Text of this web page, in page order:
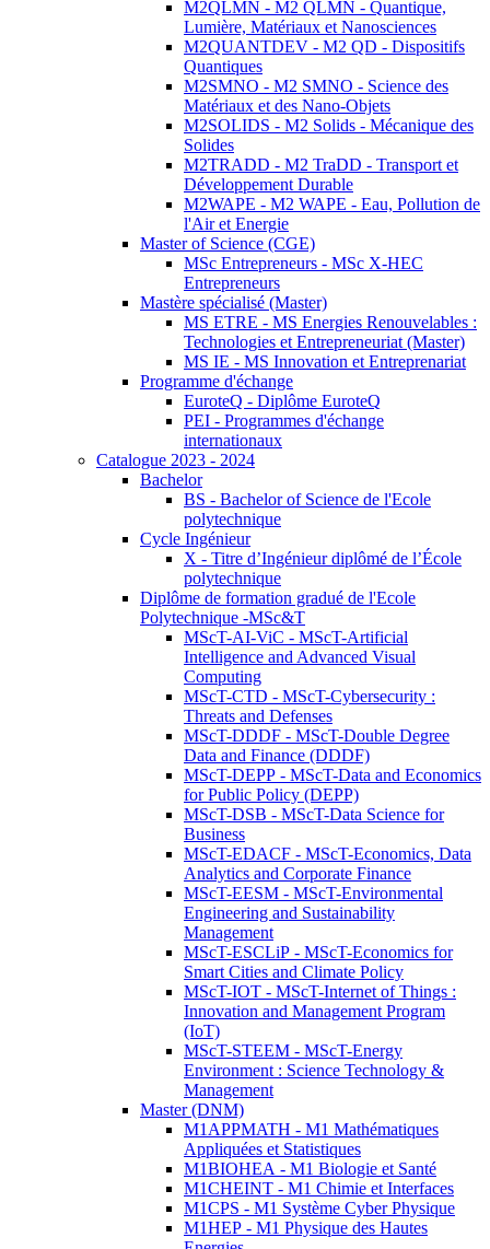
M2QLMN - M2 QLMN - Quantique,
Lumière, Matériaux et Nanosciences
M2QUANTDEV - M2 QD - Dispositifs
Quantiques
M2SMNO - M2 SMNO - Science des
Matériaux et des Nano-Objets
M2SOLIDS - M2 Solids - Mécanique des
Solides
M2TRADD - M2 TraDD - Transport et
Développement Durable
M2WAPE - M2 WAPE - Eau, Pollution de
l'Air et Energie
Master of Science (CGE)
MSc Entrepreneurs - MSc X-HEC
Entrepreneurs
Mastère spécialisé (Master)
MS ETRE - MS Energies Renouvelables :
Technologies et Entrepreneuriat (Master)
MS IE - MS Innovation et Entreprenariat
Programme d'échange
EuroteQ - Diplôme EuroteQ
PEI - Programmes d'échange
internationaux
Catalogue 2023 - 2024
Bachelor
BS - Bachelor of Science de l'Ecole
polytechnique
Cycle Ingénieur
X - Titre d’Ingénieur diplômé de l’École
polytechnique
Diplôme de formation gradué de l'Ecole
Polytechnique -MSc&T
MScT-AI-ViC - MScT-Artificial
Intelligence and Advanced Visual
Computing
MScT-CTD - MScT-Cybersecurity :
Threats and Defenses
MScT-DDDF - MScT-Double Degree
Data and Finance (DDDF)
MScT-DEPP - MScT-Data and Economics
for Public Policy (DEPP)
MScT-DSB - MScT-Data Science for
Business
MScT-EDACF - MScT-Economics, Data
Analytics and Corporate Finance
MScT-EESM - MScT-Environmental
Engineering and Sustainability
Management
MScT-ESCLiP - MScT-Economics for
Smart Cities and Climate Policy
MScT-IOT - MScT-Internet of Things :
Innovation and Management Program
(IoT)
MScT-STEEM - MScT-Energy
Environment : Science Technology &
Management
Master (DNM)
M1APPMATH - M1 Mathématiques
Appliquées et Statistiques
M1BIOHEA - M1 Biologie et Santé
M1CHEINT - M1 Chimie et Interfaces
M1CPS - M1 Système Cyber Physique
M1HEP - M1 Physique des Hautes